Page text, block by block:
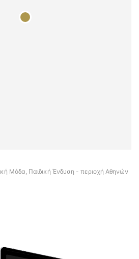
Μόδα, Παιδική Ένδυση - περιοχή Αθηνών